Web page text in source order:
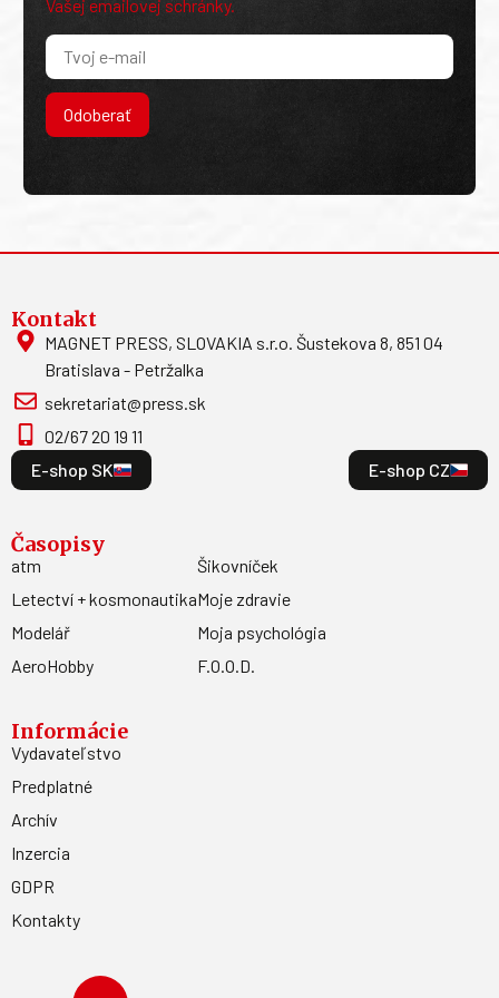
Vašej emailovej schránky.
Odoberať
Kontakt
MAGNET PRESS, SLOVAKIA s.r.o. Šustekova 8, 851 04
Bratislava - Petržalka
sekretariat@press.sk
02/67 20 19 11
E-shop SK
E-shop CZ
Časopisy
atm
Letectví + kosmonautika
Modelář
AeroHobby
Šikovníček
Moje zdravie
Moja psychológia
F.O.O.D.
Informácie
Vydavateľstvo
Predplatné
Archív
Inzercia
GDPR
Kontakty